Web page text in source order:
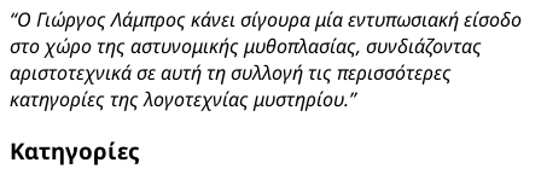
“Ο Γιώργος Λάμπρος κάνει σίγουρα μία εντυπωσιακή είσοδο
στο χώρο της αστυνομικής μυθοπλασίας, συνδιάζοντας
αριστοτεχνικά σε αυτή τη συλλογή τις περισσότερες
κατηγορίες της λογοτεχνίας μυστηρίου.”
Kατηγορίες